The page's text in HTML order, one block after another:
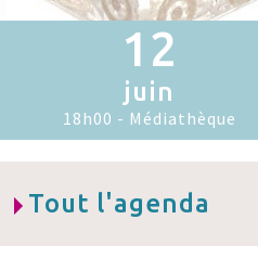
12
juin
18h00 - Médiathèque
Tout l'agenda